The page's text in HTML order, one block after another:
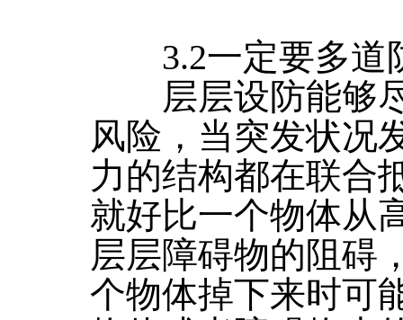
3.2一定要多道
层层设防能够尽
风险，当突发状况
力的结构都在联合
就好比一个物体从
层层障碍物的阻碍
个物体掉下来时可